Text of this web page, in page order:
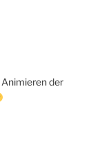
Animieren der